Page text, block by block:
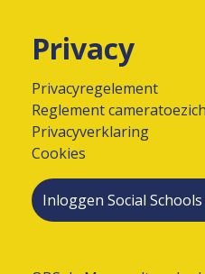
Privacy
Privacyregelement
Reglement
Privacyverklaring
Cookies
Inloggen Social Schools